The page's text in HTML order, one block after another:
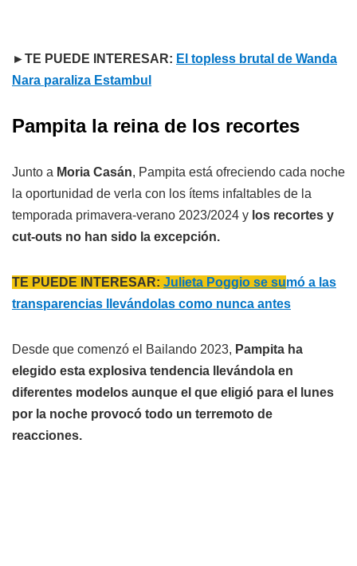
►TE PUEDE INTERESAR: El topless brutal de Wanda
Nara paraliza Estambul
Pampita la reina de los recortes
Junto a Moria Casán, Pampita está ofreciendo cada noche
la oportunidad de verla con los ítems infaltables de la
temporada primavera-verano 2023/2024 y los recortes y
cut-outs no han sido la excepción.
TE PUEDE INTERESAR: Julieta Poggio se sumó a las
transparencias llevándolas como nunca antes
Desde que comenzó el Bailando 2023, Pampita ha
elegido esta explosiva tendencia llevándola en
diferentes modelos aunque el que eligió para el lunes
por la noche provocó todo un terremoto de
reacciones.